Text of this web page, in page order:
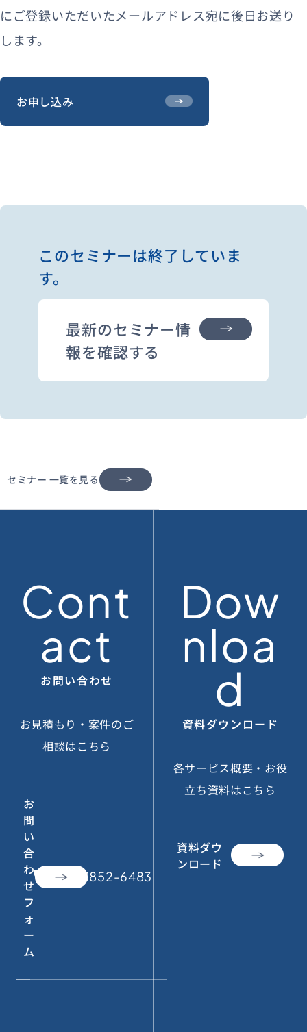
にご登録いただいたメールアドレス宛に後日お送り
します。
お申し込み
このセミナーは終了していま
す。
最新のセミナー情
報を確認する
セミナー 一覧を見る
Cont
act
お問い合わせ
お見積もり・案件のご
相談はこちら
お
問
い
合
わ
せ
フ
ォ
ー
ム
call 050-3852-6483
Dow
nloa
d
資料ダウンロード
各サービス概要・お役
立ち資料はこちら
資料ダウ
ンロード